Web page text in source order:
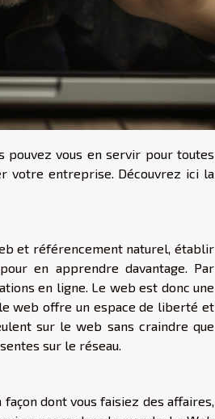
pouvez vous en servir pour toutes
votre entreprise. Découvrez ici la
et référencement naturel, établir
en apprendre davantage. Par
en ligne. Le web est donc une
web offre un espace de liberté et
sur le web sans craindre que
sur le réseau.
dont vous faisiez des affaires,